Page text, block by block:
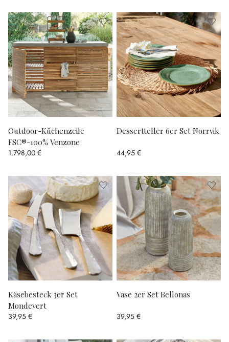
Outdoor-Küchenzeile
FSC®-100% Venzone
1.798,00 €
Dessertteller 6er Set Norrvik
44,95 €
Käsebesteck 3er Set
Mondevert
39,95 €
Vase 2er Set Bellonas
39,95 €